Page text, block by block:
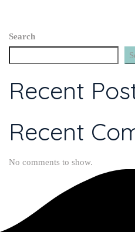
Search
Recent
Recent
No comments to show.